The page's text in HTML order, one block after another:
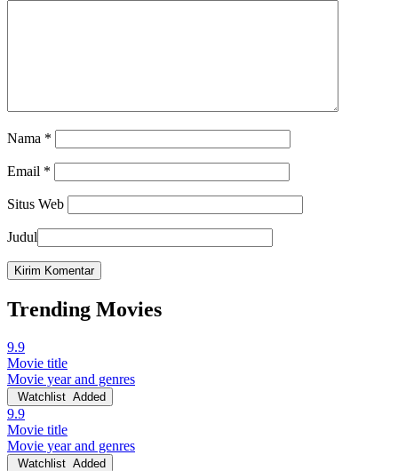
Nama *
Email *
Situs Web
Judul
Trending Movies
9.9
Movie title
Movie year and genres
Watchlist Added
9.9
Movie title
Movie year and genres
Watchlist Added